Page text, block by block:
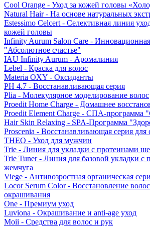
Cool Orange - Уход за кожей головы
Natural Hair - На основе натуральных
Estessimo Celcert - Селективная линия
кожей головы
Infinity Aurum Salon Care -
"Абсолютное счастье"
IAU Infinity Aurum - Аромалиния
Lebel - Краска для волос
Materia OXY - Оксиданты
PH 4.7 - Восстанавливающая серия
Plia - Молекулярное моделирование волос
Proedit Home Charge - Домашнее
Proedit Element Charge - СПА-программа
Hair Skin Relaxing - SPA-Программа
Proscenia - Восстанавливающая серия
THEO - Уход для мужчин
Trie - Линия для укладки с протеинами
Trie Tuner - Линия для базовой укладки с
жемчуга
Viege - Антивозростная органическая
Locor Serum Color - Восстановление
окрашивания
One - Премиум уход
Luviona - Окрашивание и anti-age уход
Moii - Средства для волос и рук